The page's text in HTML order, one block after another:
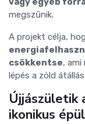
megszűnik.
A projekt célja,
csökkentse, ami
lépés a zöld
Újjászületik
ikonikus